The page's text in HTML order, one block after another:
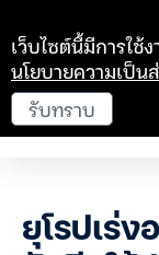
ยุโรปเร่
เว็บไซต์นี้มีการใช้
นโยบายความเป็น
รับทราบ